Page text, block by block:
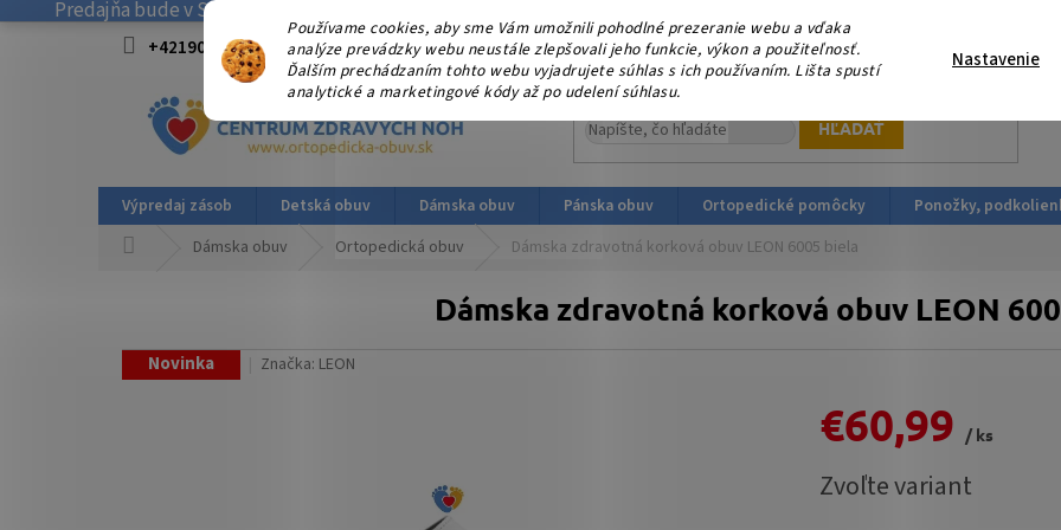
Používame cookies, aby sme Vám umožnili pohodlné prezeranie webu a vďaka
analýze prevádzky webu neustále zlepšovali jeho funkcie, výkon a použiteľnosť.
Ďalším prechádzaním tohto webu vyjadrujete súhlas s ich používaním. Lišta spustí
analytické a marketingové kódy až po udelení súhlasu.
Nastavenie
Predajňa bude v SOBOTU 08.08.2026 ZATVORENÁ! . Ďakujeme, že nás podporujete platbou v HOTOVOSTI ! V sobotu
+421908915827 od 15:00-17:00 hod. info@ortopedicka-obuv.sk
HĽADAŤ
Výpredaj zásob Detská obuv Dámska obuv Pánska obuv Ortopedické pomôcky Ponožky,
Dámska obuv Ortopedická obuv Dámska zdravotná korková obuv LEON 6005 biela
Dámska zdravotná korková obuv LEON
Novinka Značka: LEON
€60,99
/ ks
cena:
Zvoľte variant